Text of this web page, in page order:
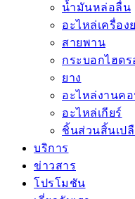
น้ำมันหล่อลื่น
อะไหล่เครื่อง
สายพาน
กระบอกไฮดร
ยาง
อะไหล่งานค
อะไหล่เกียร์
ชิ้นส่วนสิ้นเปลื
บริการ
ข่าวสาร
โปรโมชัน